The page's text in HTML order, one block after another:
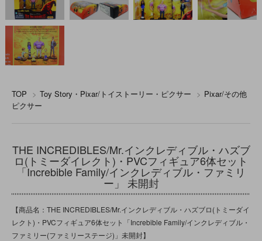
TOP > Toy Story・Pixar/トイストーリー・ピクサー > Pixar/その他
ピクサー
THE INCREDIBLES/Mr.インクレディブル・ハズブ
ロ(トミーダイレクト)・PVCフィギュア6体セット
「Increbible Family/インクレディブル・ファミリ
ー」 未開封
【商品名：THE INCREDIBLES/Mr.インクレディブル・ハズブロ(トミーダイ
レクト)・PVCフィギュア6体セット「Increbible Family/インクレディブル・
ファミリー(ファミリーステージ)」未開封】